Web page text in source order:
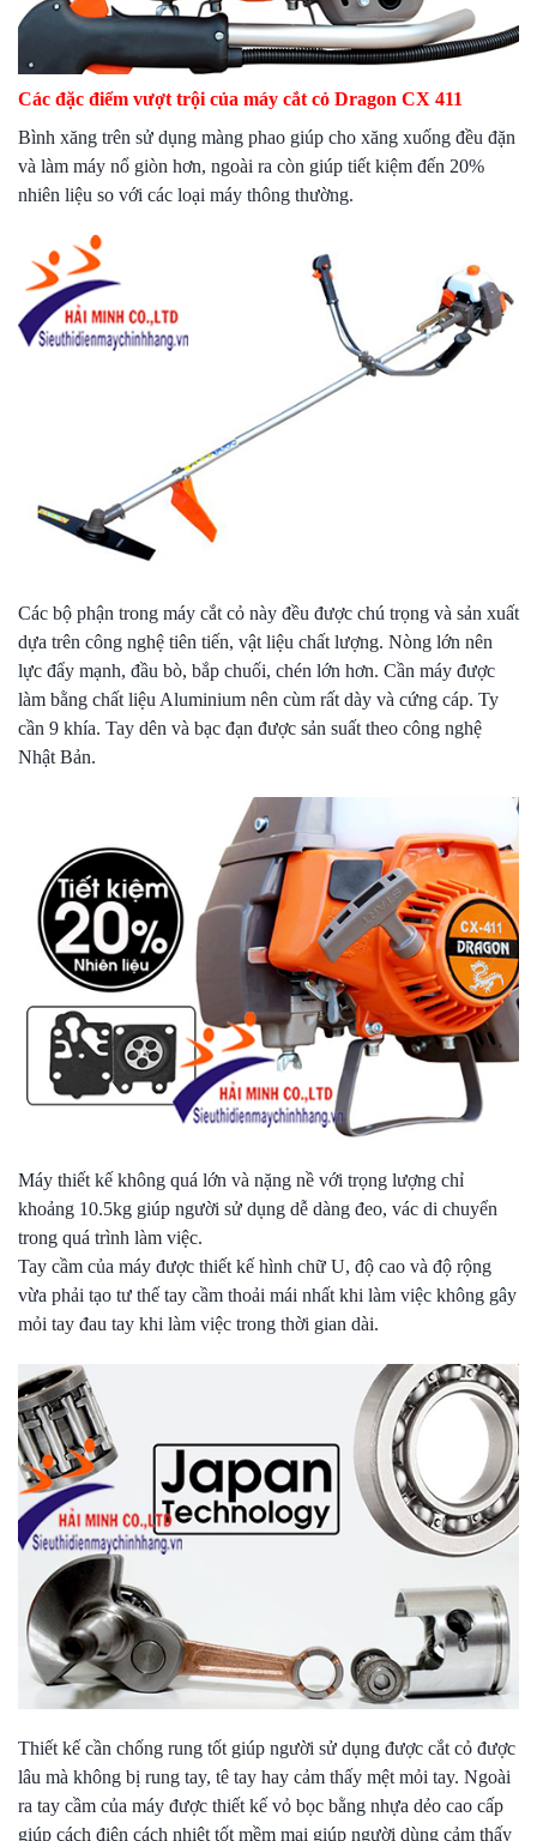
Các đặc điểm vượt trội của máy cắt cỏ Dragon CX 411
Bình xăng trên sử dụng màng phao giúp cho xăng xuống đều đặn
và làm máy nổ giòn hơn, ngoài ra còn giúp tiết kiệm đến 20%
nhiên liệu so với các loại máy thông thường.
Các bộ phận trong máy cắt cỏ này đều được chú trọng và sản xuất
dựa trên công nghệ tiên tiến, vật liệu chất lượng. Nòng lớn nên
lực đẩy mạnh, đầu bò, bắp chuối, chén lớn hơn. Cần máy được
làm bằng chất liệu Aluminium nên cùm rất dày và cứng cáp. Ty
cần 9 khía. Tay dên và bạc đạn được sản suất theo công nghệ
Nhật Bản.
Máy thiết kế không quá lớn và nặng nề với trọng lượng chỉ
khoảng 10.5kg giúp người sử dụng dễ dàng đeo, vác di chuyển
trong quá trình làm việc.
Tay cầm của máy được thiết kế hình chữ U, độ cao và độ rộng
vừa phải tạo tư thế tay cầm thoải mái nhất khi làm việc không gây
mỏi tay đau tay khi làm việc trong thời gian dài.
Thiết kế cần chống rung tốt giúp người sử dụng được cắt cỏ được
lâu mà không bị rung tay, tê tay hay cảm thấy mệt mỏi tay. Ngoài
ra tay cầm của máy được thiết kế vỏ bọc bằng nhựa dẻo cao cấp
giúp cách điện cách nhiệt tốt mềm mại giúp người dùng cảm thấy